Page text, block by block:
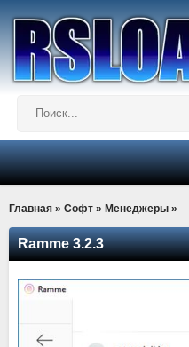
Главная » Софт » Менеджеры »
Ramme 3.2.3